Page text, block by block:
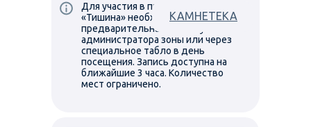
Для участия в практиках в зоне
«Тишина» необходима
предварительная запись у
администратора зоны или через
специальное табло в день
посещения. Запись доступна на
ближайшие 3 часа. Количество
мест ограничено.
КАМНЕТЕКА